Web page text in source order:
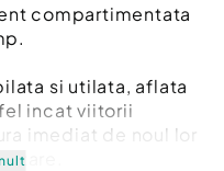
compartimentata
si utilata, aflata
incat viitorii
imediat de noul lor